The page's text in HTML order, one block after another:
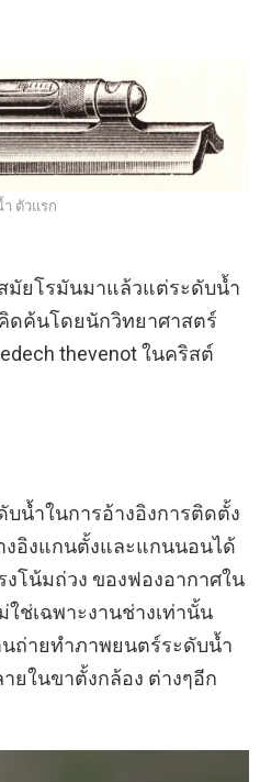
ตัวแรก
มัยโรมันมาแล้วแต่ระดับน้ำ
ดค้นโดยนักวิทยาศาสตร์
thevenot ในคริสต์
บน้ำในการอ้างอิงการติดตั้ง
อิงแกนตั้งและแกนนอนได้
งโน้มถ่วง ของฟองอากาศใน
ช่เฉพาะงานช่างเท่านั้น
นถ่ายทำภาพยนตร์ระดับน้ำ
ยในขาตั้งกล้อง ต่างๆอีก